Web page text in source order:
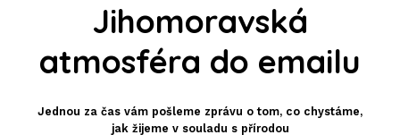
Jihomoravská
atmosféra do emailu
Jednou za čas vám pošleme zprávu o tom, co chystáme,
jak žijeme v souladu s přírodou